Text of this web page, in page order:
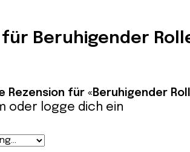
für Beruhigender
Rezension für «Beruhigender
oder logge dich ein